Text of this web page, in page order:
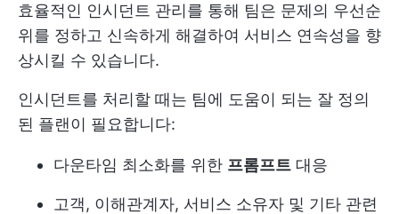
효율적인 인시던트 관리를 통해 팀은 문제의 우선순
위를 정하고 신속하게 해결하여 서비스 연속성을 향
상시킬 수 있습니다.
인시던트를 처리할 때는 팀에 도움이 되는 잘 정의
된 플랜이 필요합니다:
다운타임 최소화를 위한 프롬프트 대응
고객, 이해관계자, 서비스 소유자 및 기타 관련